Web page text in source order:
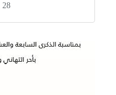
28 يوليو 2026